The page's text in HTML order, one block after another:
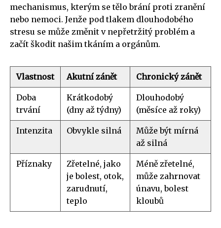
mechanismus, kterým se tělo brání proti zranění
nebo nemoci. Jenže pod tlakem dlouhodobého
stresu se může změnit v nepřetržitý problém a
začít škodit našim tkáním a orgánům.
Vlastnost Akutní zánět Chronický zánět
Doba
trvání
Krátkodobý
(dny až týdny)
Dlouhodobý
(měsíce až roky)
Intenzita Obvykle silná
Může být mírná
až silná
Příznaky
Zřetelné, jako
je bolest, otok,
zarudnutí,
teplo
Méně zřetelné,
může zahrnovat
únavu, bolest
kloubů